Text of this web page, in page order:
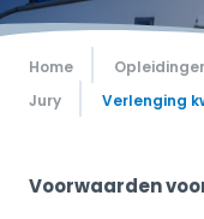
Home
Jury
Verlenging
Voorwaarden